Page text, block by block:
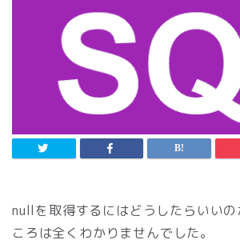
nullを取得するにはどうしたらいい
ころは全くわかりませんでした。